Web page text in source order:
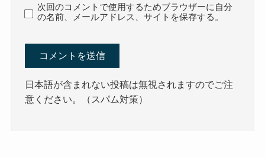
次回のコメントで使用するためブラウザーに自分
の名前、メールアドレス、サイトを保存する。
日本語が含まれない投稿は無視されますのでご注
意ください。（スパム対策）